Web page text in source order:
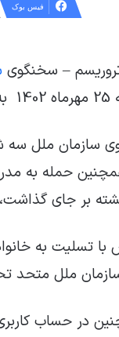
فیس بوک
تروریسم – سخنگوی
سازمان ملل سه
حمله به
بر جای
تسلیت به
سازمان ملل
در حساب